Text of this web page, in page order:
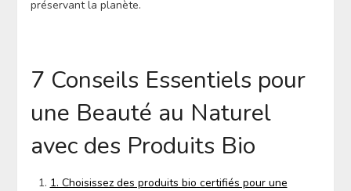
préservant la planète.
7 Conseils Essentiels pour
une Beauté au Naturel
avec des Produits Bio
1. Choisissez des produits bio certifiés pour une